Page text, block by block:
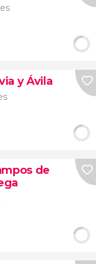
y Ávila
de